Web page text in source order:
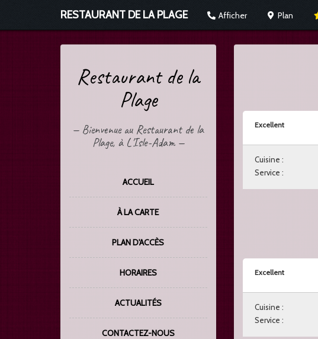
RESTAURANT DE LA PLAGE Afficher Plan
Restaurant de la
Plage
—Bienvenue au Restaurant de la
Plage, à L'Isle-Adam —
ACCUEIL
À LA CARTE
PLAN D'ACCÈS
HORAIRES
ACTUALITÉS
CONTACTEZ-NOUS
Excellent
Cuisine :
Service :
Excellent
Cuisine :
Service :